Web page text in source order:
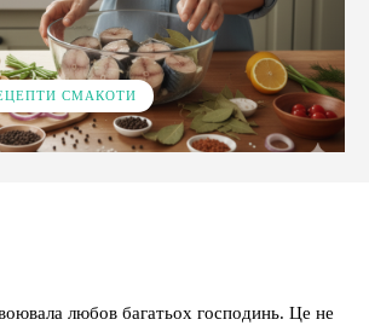
СМАКОТИ
любов багатьох господинь. Це не